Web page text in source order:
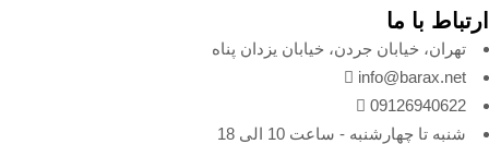
ارتباط با ما
تهران، خیابان جردن، خیابان یزدان پناه
info@barax.net
09126940622
شنبه تا چهارشنبه - ساعت 10 الی 18